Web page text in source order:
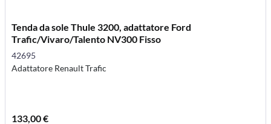
Tenda da sole Thule 3200, adattatore Ford
Trafic/Vivaro/Talento NV300 Fisso
42695
Adattatore Renault Trafic
133,00 €